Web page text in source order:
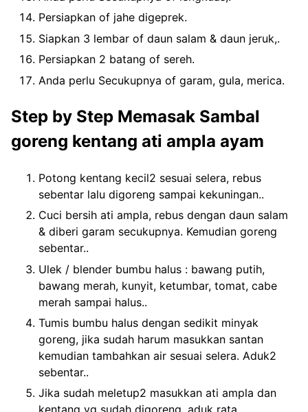
Persiapkan of jahe digeprek.
Siapkan 3 lembar of daun salam & daun jeruk,.
Persiapkan 2 batang of sereh.
Anda perlu Secukupnya of garam, gula, merica.
Step by Step Memasak Sambal
goreng kentang ati ampla ayam
Potong kentang kecil2 sesuai selera, rebus
sebentar lalu digoreng sampai kekuningan..
Cuci bersih ati ampla, rebus dengan daun salam
& diberi garam secukupnya. Kemudian goreng
sebentar..
Ulek / blender bumbu halus : bawang putih,
bawang merah, kunyit, ketumbar, tomat, cabe
merah sampai halus..
Tumis bumbu halus dengan sedikit minyak
goreng, jika sudah harum masukkan santan
kemudian tambahkan air sesuai selera. Aduk2
sebentar..
Jika sudah meletup2 masukkan ati ampla dan